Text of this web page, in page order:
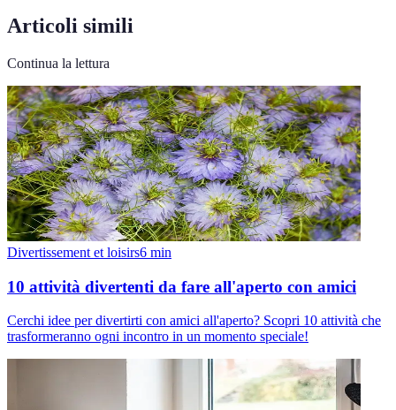
Articoli simili
Continua la lettura
Divertissement et loisirs6 min
10 attività divertenti da fare all'aperto con amici
Cerchi idee per divertirti con amici all'aperto? Scopri 10 attività che
trasformeranno ogni incontro in un momento speciale!